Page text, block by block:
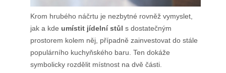
Krom hrubého náčrtu je nezbytné rovněž vymyslet,
jak a kde umístit jídelní stůl s dostatečným
prostorem kolem něj, případně zainvestovat do stále
populárního kuchyňského baru. Ten dokáže
symbolicky rozdělit místnost na dvě části.